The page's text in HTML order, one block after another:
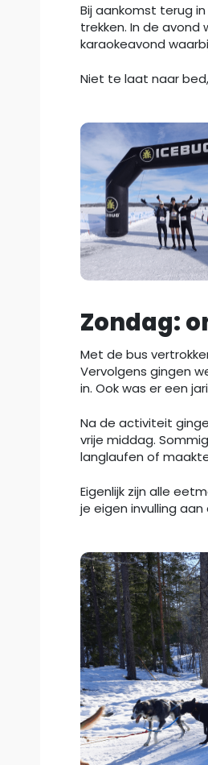
Bij aankomst terug
trekken. In de
karaokeavond
Niet te laat naar
Zondag:
Met de bus
Vervolgens gingen
in. Ook was er een
Na de activiteit
vrije middag.
langlaufen of
Eigenlijk zijn alle
je eigen invulling